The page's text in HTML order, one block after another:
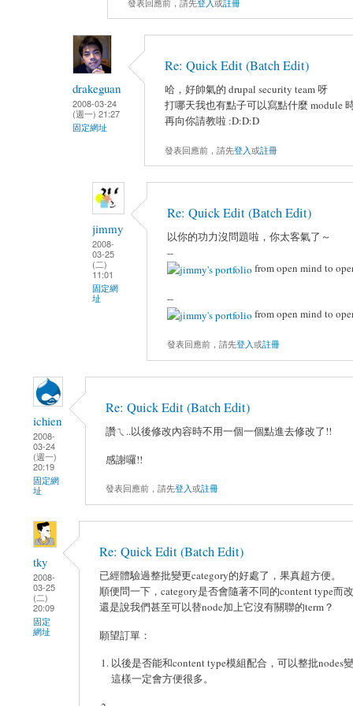
drakeguan
2008-03-24
(週一) 21:27
固定網址
Re: Quick Edit (Batch Edit)
哈，好帥氣的 drupal security team 呀
打哪天我也有點子可以寫點什麼 module
再向你請教啦 :D:D:D
發表回應前，請先登入或註冊
jimmy
2008-
03-25
(二)
11:01
固定網
址
Re: Quick Edit (Batch Edit)
以你的功力沒問題啦，你太客氣了～
--
from open mind to
--
from open mind to
發表回應前，請先登入或註冊
ichien
2008-
03-24
(週一)
20:19
固定網
址
Re: Quick Edit (Batch Edit)
讚ㄟ..以後修改內容時不用一個一個點進去修改了!!
感謝囉!!
發表回應前，請先登入或註冊
tky
2008-
03-25
(二)
20:09
固定
網址
Re: Quick Edit (Batch Edit)
已經體驗過整批變更category的好處了，果真超方便。
順便問一下，category是否會隨著不同的content type而
還是說我們甚至可以替node加上它沒有關聯的term？
願望訂單：
以後是否能和content type模組配合，可以整批nodes
這樣一定會方便很多。